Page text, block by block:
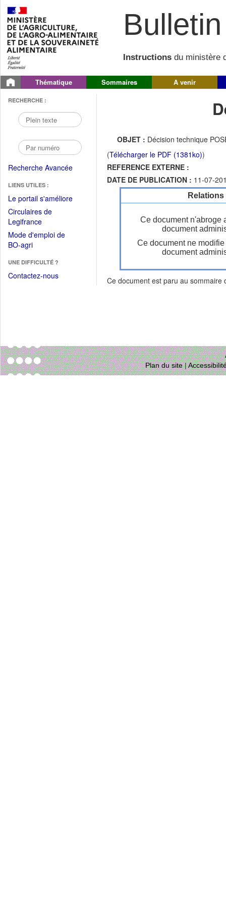
Instructions du ministère
Thématique Sommaires A venir
RECHERCHE :
Recherche Avancée
LIENS UTILES :
Le portail s'améliore(Fichier
Circulaires de
Legifrance(Ouvrir
dans
une
fenêtre)
Mode d'emploi de
BO-agri(Ouvrir
une
nouvelle
UNE DIFFICULTÉ ?
Contactez-nous
OBJET : Décision technique
(Télécharger le PDF (1381ko))
REFERENCE EXTERNE :
DATE DE PUBLICATION : 11-07-
Ce document n'abroge
document
Ce document ne
document
Ce document est paru au sommaire
Plan du site|